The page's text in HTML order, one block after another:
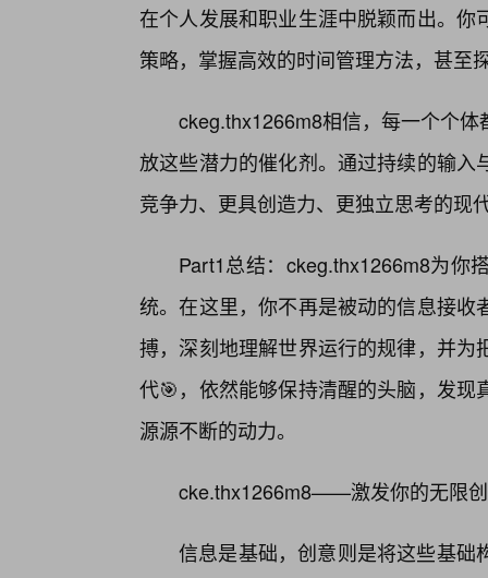
在个人发展和职业生涯中脱颖而出。
策略，掌握高效的时间管理方法，甚至
ckeg.thx1266m8相信，每一个个
放这些潜力的催化剂。通过持续的输
竞争力、更具创造力、更独立思考的现
Part1总结：ckeg.thx1266m8为你
统。在这里，你不再是被动的信息接
搏，深刻地理解世界运行的规律，并
代🎯，依然能够保持清醒的头脑，发
源源不断的动力。
cke.thx1266m8——激发你的无限
信息是基础，创意则是将这些基础